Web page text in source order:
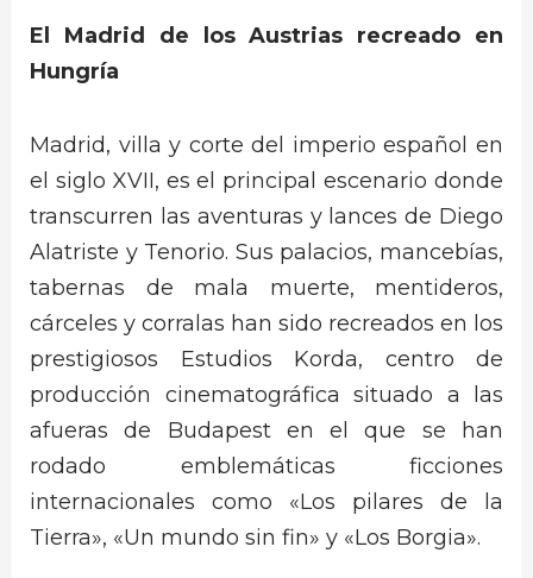
El Madrid de los Austrias recreado en
Hungría
Madrid, villa y corte del imperio español en
el siglo XVII, es el principal escenario donde
transcurren las aventuras y lances de Diego
Alatriste y Tenorio. Sus palacios, mancebías,
tabernas de mala muerte, mentideros,
cárceles y corralas han sido recreados en los
prestigiosos Estudios Korda, centro de
producción cinematográfica situado a las
afueras de Budapest en el que se han
rodado emblemáticas ficciones
internacionales como «Los pilares de la
Tierra», «Un mundo sin fin» y «Los Borgia».